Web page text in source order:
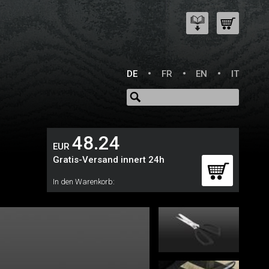
DE FR EN IT
EUR 48.24
Gratis-Versand innert 24h
In den Warenkorb: